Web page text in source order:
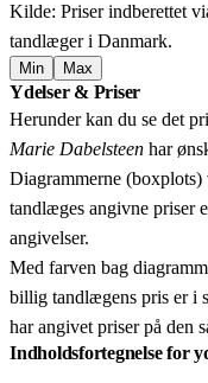
Kilde: Priser indberettet
tandlæger i Danmark.
Min Max
+
−
Ydelser & Priser
Herunder kan du se det
Marie Dabelsteen har
Diagrammerne
tandlæges angivne priser
angivelser.
Med farven bag
billig tandlægens pris er i
har angivet priser på den
Indholdsfortegnelse for